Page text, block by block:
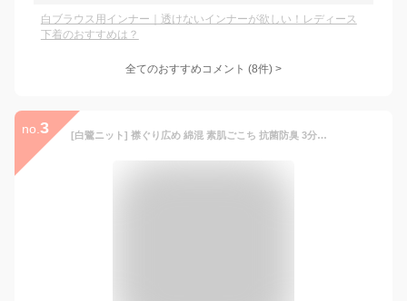
白ブラウス用インナー｜透けないインナーが欲しい！レディース
下着のおすすめは？
全てのおすすめコメント (8件) >
no. 3 [白鷺ニット] 襟ぐり広め 綿混 素肌ごこち 抗菌防臭 3分袖 半袖 インナー シャツ レディース L5590E-E (LL, ベージュ)